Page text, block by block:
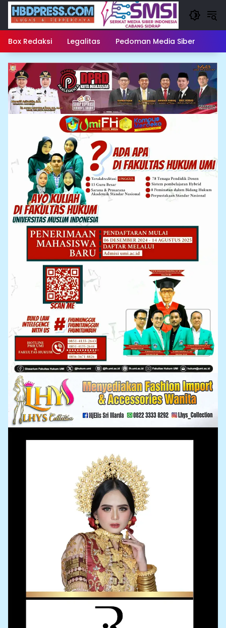
Langsung
konten
Box Redaksi Legalitas Pedoman Media Siber